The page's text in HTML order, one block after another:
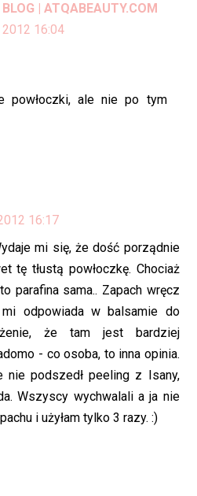
| ATQABEAUTY.COM
16:04
powłoczki, ale nie po tym
16:17
mi się, że dość porządnie
tę tłustą powłoczkę. Chociaż
parafina sama.. Zapach wręcz
mi odpowiada w balsamie do
że tam jest bardziej
- co osoba, to inna opinia.
nie podszedł peeling z Isany,
Wszyscy wychwalali a ja nie
i użyłam tylko 3 razy. :)